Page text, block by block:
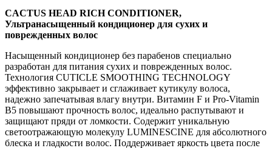
CACTUS HEAD RICH CONDITIONER,
Ультранасыщенный кондиционер для сухих и
поврежденных волос
Насыщенный кондиционер без парабенов специально
разработан для питания сухих и поврежденных волос.
Технология CUTICLE SMOOTHING TECHNOLOGY
эффективно закрывает и сглаживает кутикулу волоса,
надежно запечатывая влагу внутри. Витамин F и Pro-Vitamin
B5 повышают прочность волос, идеально распутывают и
защищают пряди от ломкости. Содержит уникальную
светоотражающую молекулу LUMINESCINE для абсолютного
блеска и гладкости волос. Поддерживает яркость цвета после